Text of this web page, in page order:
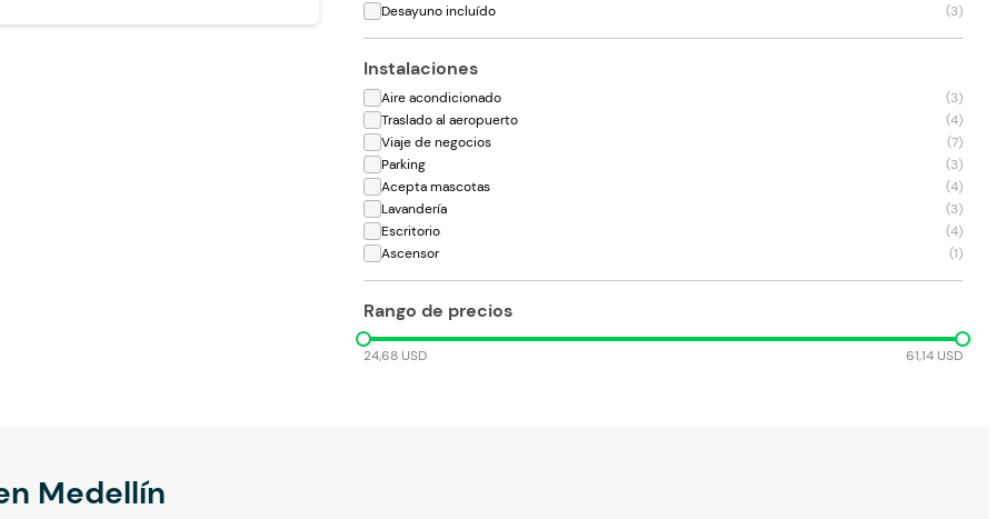
Desayuno incluído (3)
Instalaciones
Aire acondicionado (3)
Traslado al aeropuerto
(4)
Viaje de negocios
(7)
Parking
(3)
Acepta mascotas
(4)
Lavandería
(3)
Escritorio
(4)
Ascensor
(1)
Rango de precios
24,68 USD 61,14 USD
Medellín